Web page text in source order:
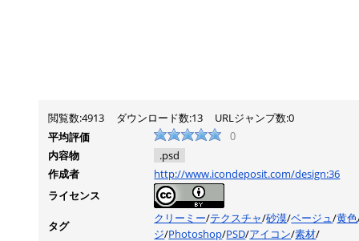
閲覧数:4913 ダウンロード数:13
URLジャンプ数:0
平均評価
0
内容物
.psd
作成者
http://www.icondeposit.com/design:36
ライセンス
タグ
クリーミー/テクスチャ/砂漠/ベージュ/黄色
ジ/Photoshop/PSD/アイコン/素材/